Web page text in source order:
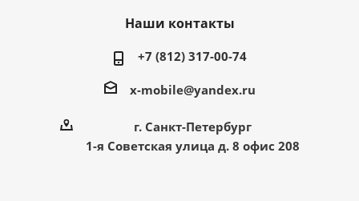
Наши контакты
+7 (812) 317-00-74
x-mobile@yandex.ru
г. Санкт-Петербург
1-я Советская улица д. 8 офис 208